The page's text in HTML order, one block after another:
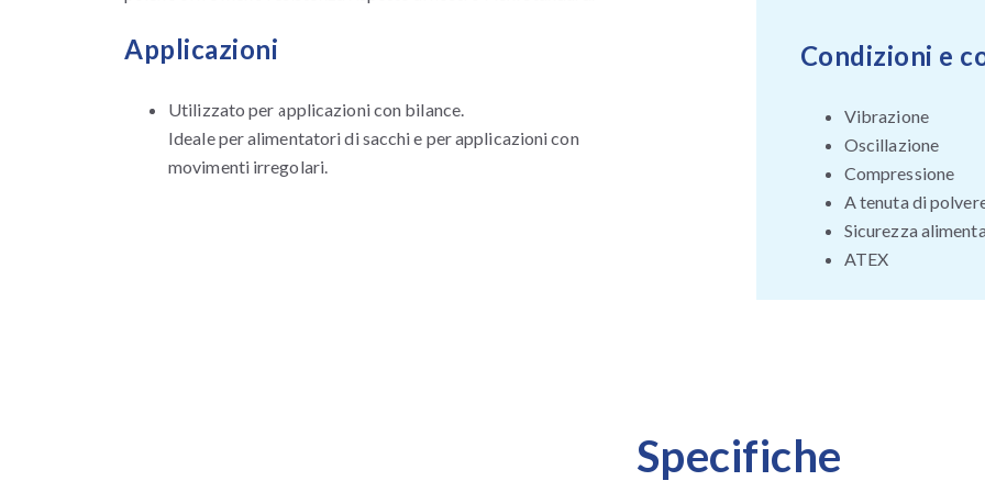
Applicazioni
Utilizzato per applicazioni con bilance.
Ideale per alimentatori di sacchi e per applicazioni con
movimenti irregolari.
Condizioni e
Vibrazione
Oscillazione
Compressione
A tenuta di
Sicurezza
ATEX
Specifiche